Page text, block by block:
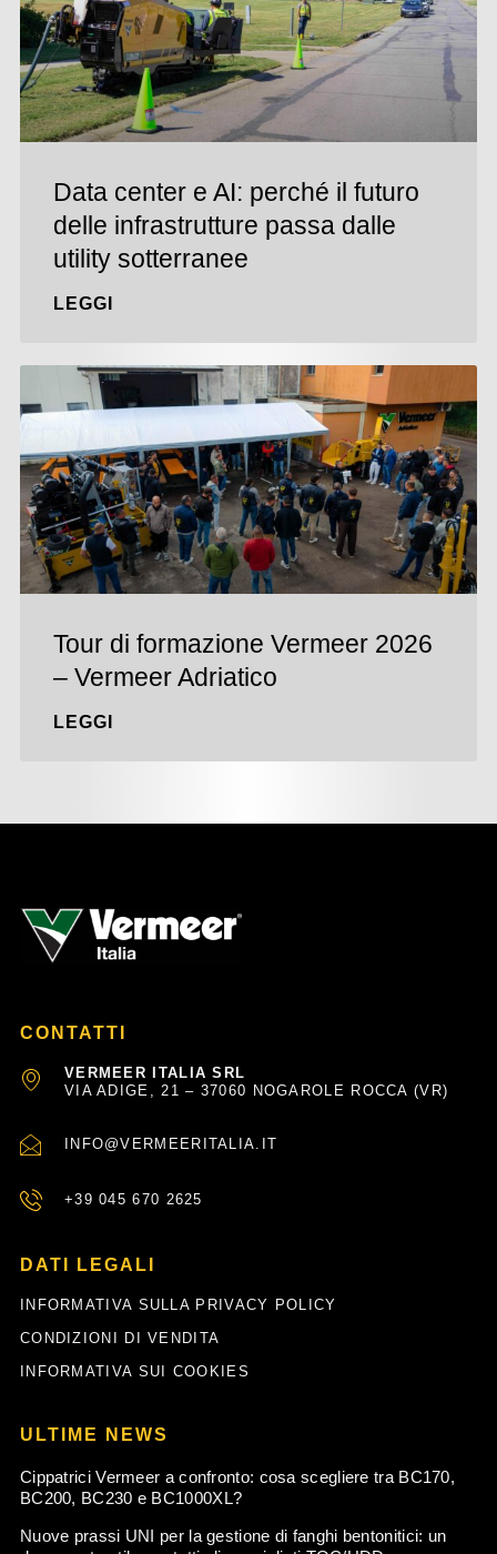
Data center e AI: perché il futuro
delle infrastrutture passa dalle
utility sotterranee
LEGGI
Tour di formazione Vermeer 2026
– Vermeer Adriatico
LEGGI
CONTATTI
VERMEER ITALIA SRL
VIA ADIGE, 21 – 37060 NOGAROLE ROCCA (VR)
INFO@VERMEERITALIA.IT
+39 045 670 2625
DATI LEGALI
INFORMATIVA SULLA PRIVACY POLICY
CONDIZIONI DI VENDITA
INFORMATIVA SUI COOKIES
ULTIME NEWS
Cippatrici Vermeer a confronto: cosa scegliere tra BC170,
BC200, BC230 e BC1000XL?
Nuove prassi UNI per la gestione di fanghi bentonitici: un